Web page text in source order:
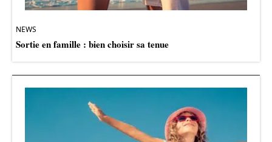
NEWS
Sortie en famille : bien choisir sa tenue